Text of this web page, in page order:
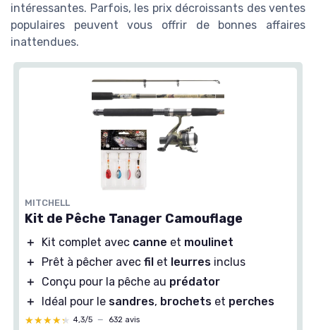
intéressantes. Parfois, les prix décroissants des ventes
populaires peuvent vous offrir de bonnes affaires
inattendues.
MITCHELL
Kit de Pêche Tanager Camouflage
＋ Kit complet avec canne et moulinet
＋
Prêt à pêcher avec fil et leurres inclus
＋
Conçu pour la pêche au prédator
＋
Idéal pour le sandres, brochets et perches
★★★★★
★★★★★ 4,3/5 — 632 avis